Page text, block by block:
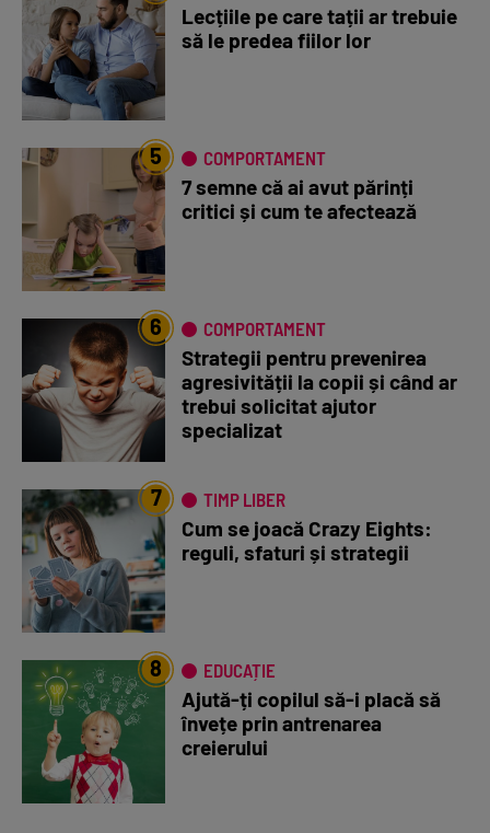
Lecțiile pe care tații ar trebuie
să le predea fiilor lor
5 COMPORTAMENT
7 semne că ai avut părinți
critici și cum te afectează
6 COMPORTAMENT
Strategii pentru prevenirea
agresivității la copii și când ar
trebui solicitat ajutor
specializat
7 TIMP LIBER
Cum se joacă Crazy Eights:
reguli, sfaturi și strategii
8 EDUCAȚIE
Ajută-ți copilul să-i placă să
învețe prin antrenarea
creierului